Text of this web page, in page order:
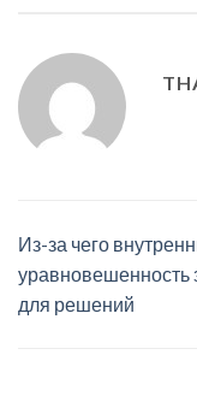
Из-за чего
уравновешенность
для решений